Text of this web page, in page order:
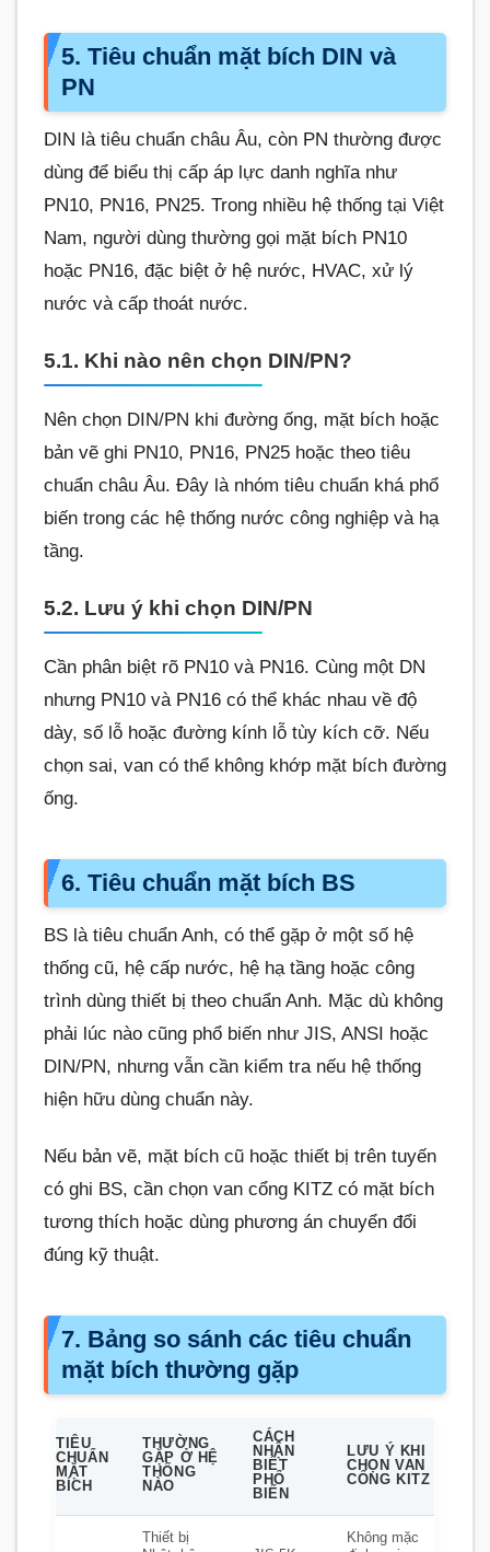
5. Tiêu chuẩn mặt bích DIN và
PN
DIN là tiêu chuẩn châu Âu, còn PN thường được
dùng để biểu thị cấp áp lực danh nghĩa như
PN10, PN16, PN25. Trong nhiều hệ thống tại Việt
Nam, người dùng thường gọi mặt bích PN10
hoặc PN16, đặc biệt ở hệ nước, HVAC, xử lý
nước và cấp thoát nước.
5.1. Khi nào nên chọn DIN/PN?
Nên chọn DIN/PN khi đường ống, mặt bích hoặc
bản vẽ ghi PN10, PN16, PN25 hoặc theo tiêu
chuẩn châu Âu. Đây là nhóm tiêu chuẩn khá phổ
biến trong các hệ thống nước công nghiệp và hạ
tầng.
5.2. Lưu ý khi chọn DIN/PN
Cần phân biệt rõ PN10 và PN16. Cùng một DN
nhưng PN10 và PN16 có thể khác nhau về độ
dày, số lỗ hoặc đường kính lỗ tùy kích cỡ. Nếu
chọn sai, van có thể không khớp mặt bích đường
ống.
6. Tiêu chuẩn mặt bích BS
BS là tiêu chuẩn Anh, có thể gặp ở một số hệ
thống cũ, hệ cấp nước, hệ hạ tầng hoặc công
trình dùng thiết bị theo chuẩn Anh. Mặc dù không
phải lúc nào cũng phổ biến như JIS, ANSI hoặc
DIN/PN, nhưng vẫn cần kiểm tra nếu hệ thống
hiện hữu dùng chuẩn này.
Nếu bản vẽ, mặt bích cũ hoặc thiết bị trên tuyến
có ghi BS, cần chọn van cổng KITZ có mặt bích
tương thích hoặc dùng phương án chuyển đổi
đúng kỹ thuật.
7. Bảng so sánh các tiêu chuẩn
mặt bích thường gặp
TIÊU
CHUẨN
MẶT
BÍCH
THƯỜNG
GẶP Ở HỆ
THỐNG
NÀO
CÁCH
NHẬN
BIẾT
PHỔ
BIẾN
LƯU Ý KHI
CHỌN VAN
CỔNG KITZ
Thiết bị
Không mặc